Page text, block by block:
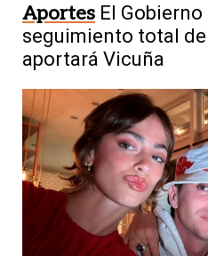
Aportes El
seguimiento total
aportará Vicuña